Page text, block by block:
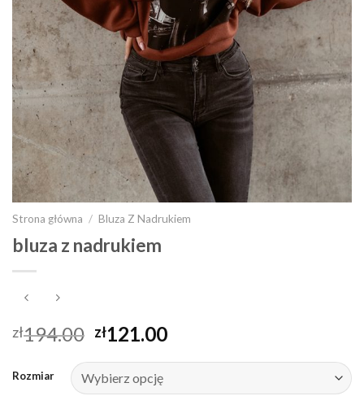
Strona główna / Bluza Z Nadrukiem
bluza z nadrukiem
zł194.00 zł121.00
Rozmiar